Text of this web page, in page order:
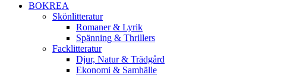
BOKREA
Skönlitteratur
Romaner & Lyrik
Spänning & Thrillers
Facklitteratur
Djur, Natur & Trädgård
Ekonomi & Samhälle